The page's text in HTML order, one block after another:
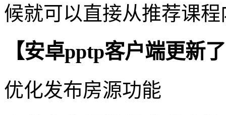
候就可以直接从推荐课程
【安卓pptp客户端更新
优化发布房源功能